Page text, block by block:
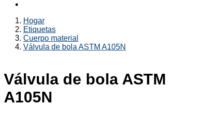
Hogar
Etiquetas
Cuerpo material
Válvula de bola ASTM A105N
Válvula de bola ASTM
A105N